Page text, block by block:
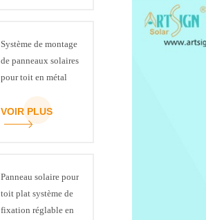
Système de montage
de panneaux solaires
pour toit en métal
VOIR PLUS
Panneau solaire pour
toit plat système de
fixation réglable en